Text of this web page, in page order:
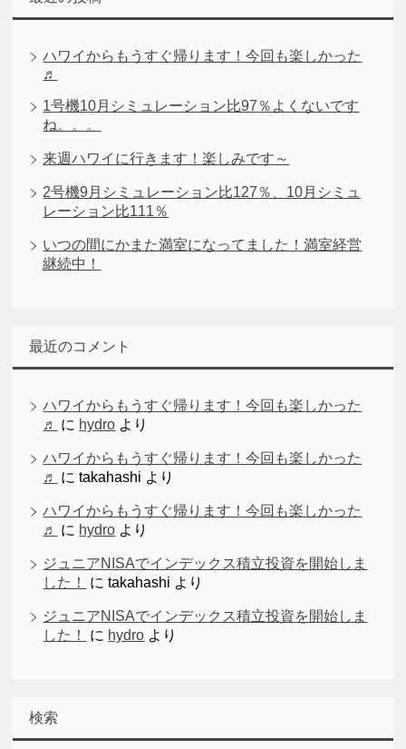
ハワイからもうすぐ帰ります！今回も楽しかった
♬
1号機10月シミュレーション比97％よくないです
ね。。。
来週ハワイに行きます！楽しみです～
2号機9月シミュレーション比127％、10月シミュ
レーション比111％
いつの間にかまた満室になってました！満室経営
継続中！
最近のコメント
ハワイからもうすぐ帰ります！今回も楽しかった
♬
に hydro より
ハワイからもうすぐ帰ります！今回も楽しかった
♬
にtakahashi より
ハワイからもうすぐ帰ります！今回も楽しかった
♬
に hydro より
ジュニアNISAでインデックス積立投資を開始しま
した！
にtakahashi より
ジュニアNISAでインデックス積立投資を開始しま
した！
に hydro より
検索